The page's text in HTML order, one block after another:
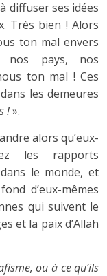
diffuser ses idées
Très bien ! Alors
ton mal envers
nos pays, nos
ton mal ! Ces
les demeures
!».
alors qu’eux-
les rapports
le monde, et
d’eux-mêmes
qui suivent le
et la paix d’Allah
ou à ce qu’ils